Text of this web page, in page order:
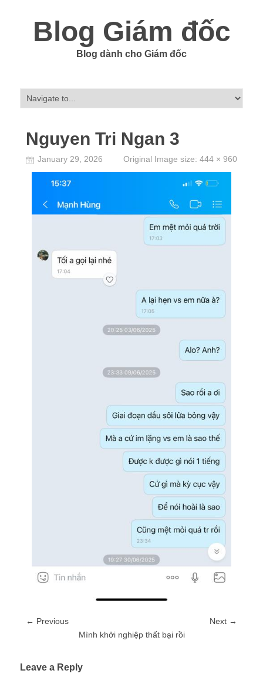
Blog Giám đốc
Blog dành cho Giám đốc
Nguyen Tri Ngan 3
January 29, 2026 Original Image size: 444 × 960
← Previous
Next →
Mình khởi nghiệp thất bại rồi
Leave a Reply